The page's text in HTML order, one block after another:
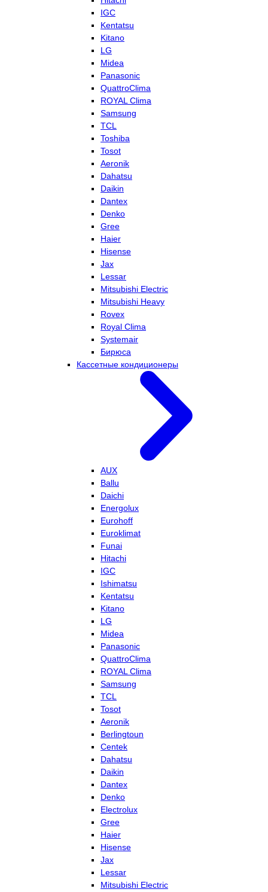
IGC
Kentatsu
Kitano
LG
Midea
Panasonic
QuattroClima
ROYAL Clima
Samsung
TCL
Toshiba
Tosot
Aeronik
Dahatsu
Daikin
Dantex
Denko
Gree
Haier
Hisense
Jax
Lessar
Mitsubishi Electric
Mitsubishi Heavy
Rovex
Royal Clima
Systemair
Бирюса
Кассетные кондиционеры
AUX
Ballu
Daichi
Energolux
Eurohoff
Euroklimat
Funai
Hitachi
IGC
Ishimatsu
Kentatsu
Kitano
LG
Midea
Panasonic
QuattroClima
ROYAL Clima
Samsung
TCL
Tosot
Aeronik
Berlingtoun
Centek
Dahatsu
Daikin
Dantex
Denko
Electrolux
Gree
Haier
Hisense
Jax
Lessar
Mitsubishi Electric